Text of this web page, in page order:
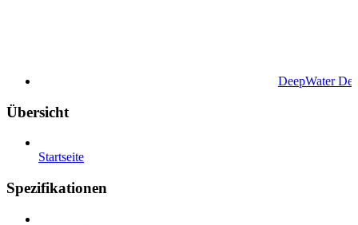
DeepWater
Übersicht
Startseite
Spezifikationen